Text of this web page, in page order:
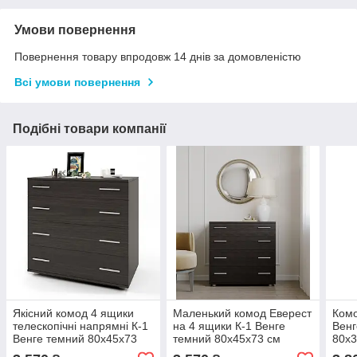
Умови повернення
Повернення товару впродовж 14 днів за домовленістю
Всі умови повернення
Подібні товари компанії
Якісний комод 4 ящики
телескопічні напрямні К-1
Венге темний 80х45х73
Маленький комод Еверест
на 4 ящики К-1 Венге
темний 80х45х73 см